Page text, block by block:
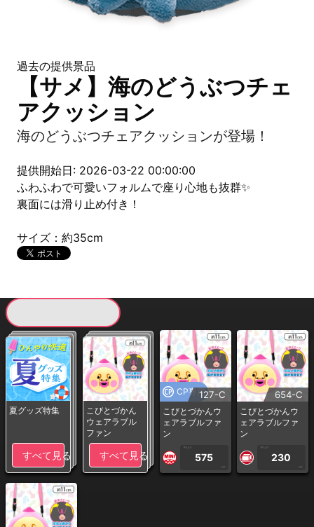
過去の提供景品
【サメ】海のどうぶつチェ
アクッション
海のどうぶつチェアクッションが登場！
提供開始日: 2026-03-22 00:00:00
ふわふわで可愛いフォルムで座り心地も抜群✨
裏面には滑り止め付き！
サイズ：約35cm
夏グッズ特集
すべて見る
こびとづかん
ウェアラブル
ファン
すべて見る
CP専用127-C
こびとづかんウ
ェアラブルファ
ン
1PLAY
575
CP
654-C
こびとづかんウ
ェアラブルファ
ン
1PLAY
230
CP